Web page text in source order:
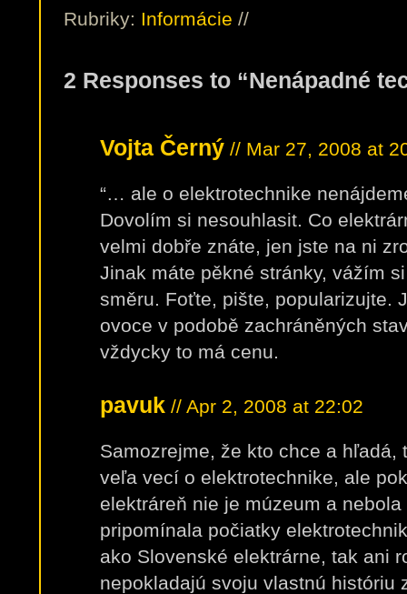
Rubriky: Informácie //
2 Responses to “Nenápadné
Vojta Černý // Mar 27, 2008 at
“… ale o elektrotechnike
Dovolím si nesouhlasit. Co
velmi dobře znáte, jen jste na ni
Jinak máte pěkné stránky, vážím
směru. Foťte, pište, popularizujte.
ovoce v podobě zachráněných
vždycky to má cenu.
pavuk // Apr 2, 2008 at 22:02
Samozrejme, že kto chce a hľadá,
veľa vecí o elektrotechnike, ale
elektráreň nie je múzeum a
pripomínala počiatky
ako Slovenské elektrárne, tak ani
nepokladajú svoju vlastnú históriu